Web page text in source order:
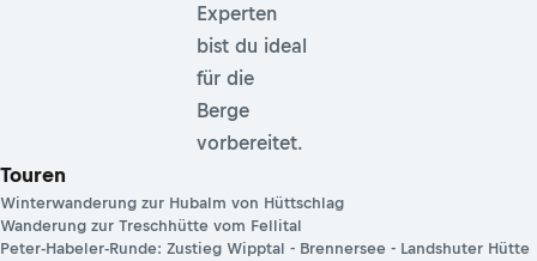
Experten
bist du ideal
für die
Berge
vorbereitet.
Touren
Winterwanderung zur Hubalm von Hüttschlag
Wanderung zur Treschhütte vom Fellital
Peter-Habeler-Runde: Zustieg Wipptal - Brennersee - Landshuter Hütte